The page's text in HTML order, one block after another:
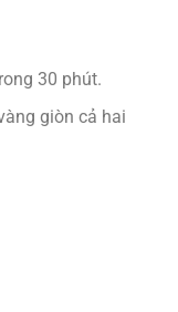
30 phút.
giòn cả hai